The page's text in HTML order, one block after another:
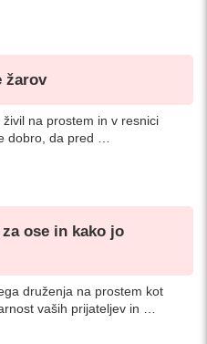
žarov
na prostem in v resnici
dobro, da pred …
ose in kako jo
druženja na prostem kot
vaših prijateljev in …